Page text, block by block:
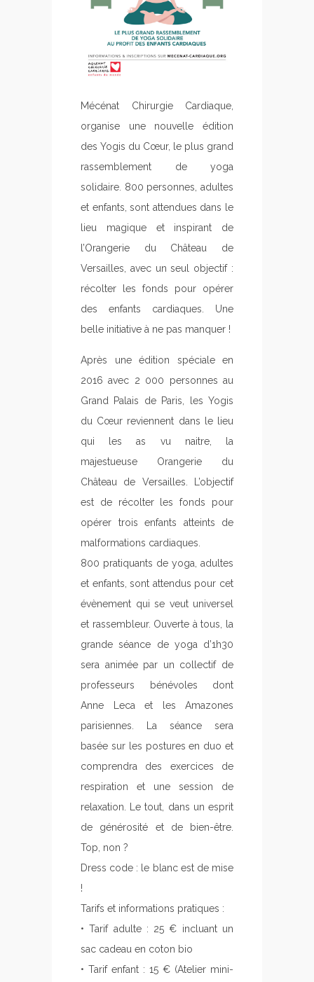
Mécénat Chirurgie Cardiaque,
organise une nouvelle édition
des Yogis du Cœur, le plus grand
rassemblement de yoga
solidaire. 800 personnes, adultes
et enfants, sont attendues dans le
lieu magique et inspirant de
l’Orangerie du Château de
Versailles, avec un seul objectif :
récolter les fonds pour opérer
des enfants cardiaques. Une
belle initiative à ne pas manquer !
Après une édition spéciale en
2016 avec 2 000 personnes au
Grand Palais de Paris, les Yogis
du Cœur reviennent dans le lieu
qui les as vu naitre, la
majestueuse Orangerie du
Château de Versailles. L’objectif
est de récolter les fonds pour
opérer trois enfants atteints de
malformations cardiaques.
800 pratiquants de yoga, adultes
et enfants, sont attendus pour cet
évènement qui se veut universel
et rassembleur. Ouverte à tous, la
grande séance de yoga d’1h30
sera animée par un collectif de
professeurs bénévoles dont
Anne Leca et les Amazones
parisiennes. La séance sera
basée sur les postures en duo et
comprendra des exercices de
respiration et une session de
relaxation. Le tout, dans un esprit
de générosité et de bien-être.
Top, non ?
Dress code : le blanc est de mise
!
Tarifs et informations pratiques :
• Tarif adulte : 25 € incluant un
sac cadeau en coton bio
• Tarif enfant : 15 € (Atelier mini-